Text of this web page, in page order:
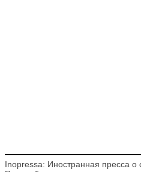
Inopressa: Иностранная пресса о